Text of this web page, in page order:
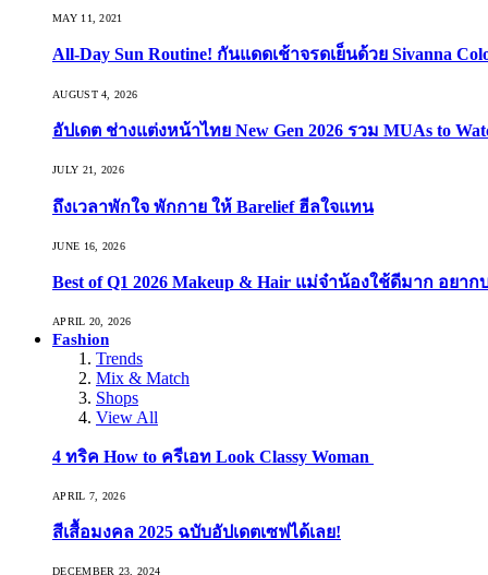
MAY 11, 2021
All-Day Sun Routine! กันแดดเช้าจรดเย็นด้วย Sivanna
AUGUST 4, 2026
อัปเดต ช่างแต่งหน้าไทย New Gen 2026 รวม MUAs to
JULY 21, 2026
ถึงเวลาพักใจ พักกาย ให้ Barelief ฮีลใจแทน
JUNE 16, 2026
Best of Q1 2026 Makeup & Hair แม่จ๋าน้องใช้ดีมาก อยาก
APRIL 20, 2026
Fashion
Trends
Mix & Match
Shops
View All
4 ทริค How to ครีเอท Look Classy Woman
APRIL 7, 2026
สีเสื้อมงคล 2025 ฉบับอัปเดตเซฟได้เลย!
DECEMBER 23, 2024